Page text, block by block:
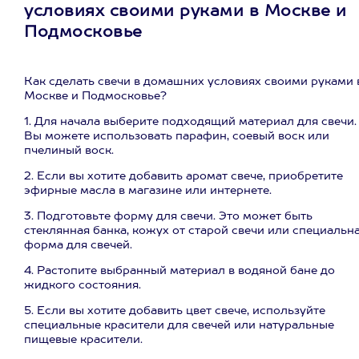
условиях своими руками в Москве и
Подмосковье
Как сделать свечи в домашних условиях своими руками
Москве и Подмосковье?
1. Для начала выберите подходящий материал для свечи.
Вы можете использовать парафин, соевый воск или
пчелиный воск.
2. Если вы хотите добавить аромат свече, приобретите
эфирные масла в магазине или интернете.
3. Подготовьте форму для свечи. Это может быть
стеклянная банка, кожух от старой свечи или
форма для свечей.
4. Растопите выбранный материал в водяной бане до
жидкого состояния.
5. Если вы хотите добавить цвет свече, используйте
специальные красители для свечей или натуральные
пищевые красители.